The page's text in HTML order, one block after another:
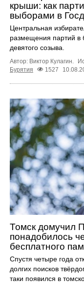
крыши: как
выборами в
Центральная
размещения партий в
девятого созыва.
Автор: Виктор Кулагин.
Бурятия
1527
Томск домучил
понадобилось
бесплатного
Спустя четыре года
долгих поисков
таки появился в